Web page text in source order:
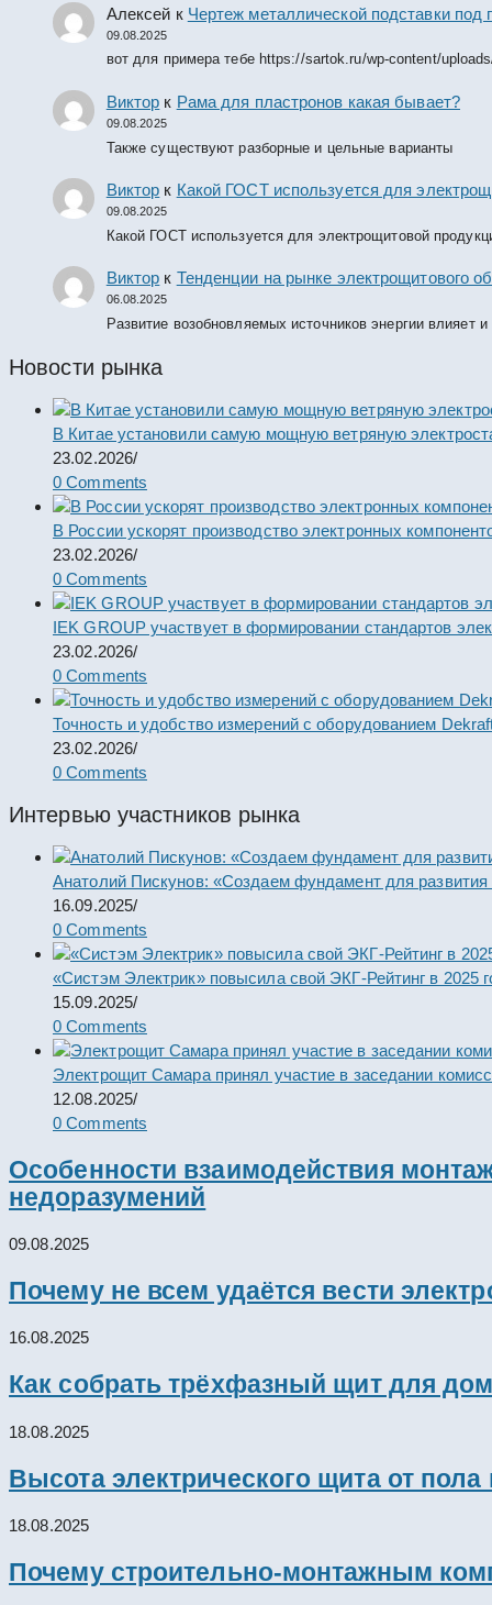
Алексей к Чертеж металлической подставки
09.08.2025
вот для примера тебе https://sartok.ru/wp-content/
Виктор к Рама для пластронов какая бывает?
09.08.2025
Также существуют разборные и цельные варианты
Виктор к Какой ГОСТ используется для
09.08.2025
Какой ГОСТ используется для электрощитовой
Виктор к Тенденции на рынке электрощитового
06.08.2025
Развитие возобновляемых источников энергии влияет
Новости рынка
В Китае установили самую мощную ветряную
23.02.2026/
0 Comments
В России ускорят производство электронных
23.02.2026/
0 Comments
IEK GROUP участвует в формировании стандартов
23.02.2026/
0 Comments
Точность и удобство измерений с оборудованием
23.02.2026/
0 Comments
Интервью участников рынка
Анатолий Пискунов: «Создаем фундамент для развития
16.09.2025/
0 Comments
«Систэм Электрик» повысила свой ЭКГ-Рейтинг в 2025
15.09.2025/
0 Comments
Электрощит Самара принял участие в заседании
12.08.2025/
0 Comments
Особенности взаимодействия
недоразумений
09.08.2025
Почему не всем удаётся вести
16.08.2025
Как собрать трёхфазный щит для
18.08.2025
Высота электрического щита от
18.08.2025
Почему строительно-монтажным